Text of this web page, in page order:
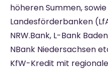
höheren Summen,
Landesförderbanken
NRW.Bank, L-Bank
NBank Niedersachsen
KfW-Kredit mit